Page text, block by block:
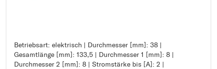
Betriebsart: elektrisch | Durchmesser [mm]: 38 |
Gesamtlänge [mm]: 133,5 | Durchmesser 1 [mm]: 8 |
Durchmesser 2 [mm]: 8 | Stromstärke bis [A]: 2 |
Betriebsart: elektrisch
Durchmesser [mm]: 38
Gesamtlänge [mm]: 133,5